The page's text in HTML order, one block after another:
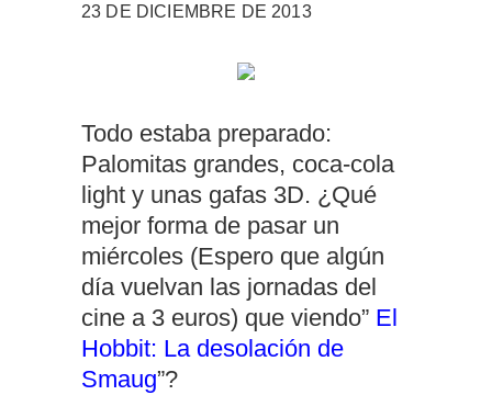
23 DE DICIEMBRE DE 2013
Todo estaba preparado:
Palomitas grandes, coca-cola
light y unas gafas 3D. ¿Qué
mejor forma de pasar un
miércoles (Espero que algún
día vuelvan las jornadas del
cine a 3 euros) que viendo” El
Hobbit: La desolación de
Smaug”?